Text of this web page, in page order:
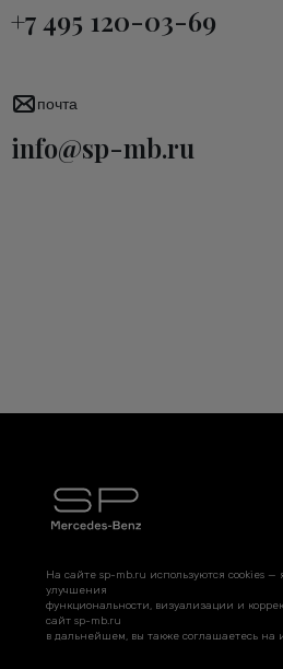
+7 495 120-03-69
почта
info@sp-mb.ru
На сайте sp-mb.ru используются cookies —
улучшения
функциональности, визуализации и
сайт sp-mb.ru
в дальнейшем, вы также соглашаетесь на